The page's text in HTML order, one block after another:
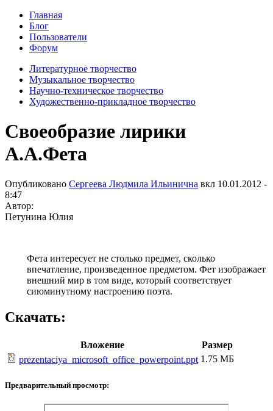
Главная
Блог
Пользователи
Форум
Литературное творчество
Музыкальное творчество
Научно-техническое творчество
Художественно-прикладное творчество
Своеобразие лирики
А.А.Фета
Опубликовано Сергеева Людмила Ильинична вкл 10.01.2012 -
8:47
Автор:
Петунина Юлия
Фета интересует не столько предмет, сколько
впечатление, произведенное предметом. Фет изображает
внешний мир в том виде, который соответствует
сиюминутному настроению поэта.
Скачать:
Вложение
Размер
prezentaciya_microsoft_office_powerpoint.ppt 1.75 МБ
Предварительный просмотр: